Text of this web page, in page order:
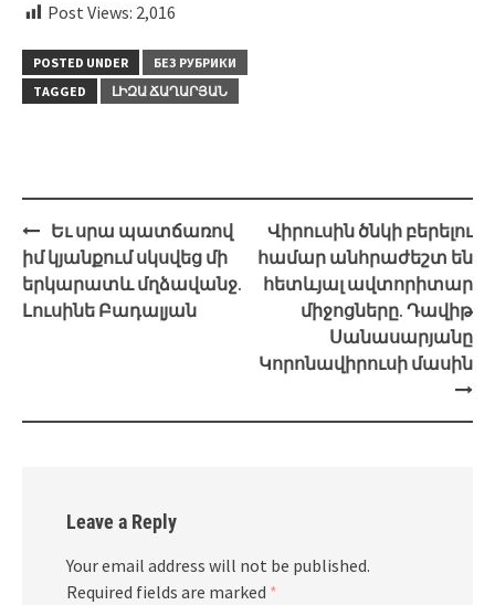
Post Views: 2,016
POSTED UNDER
БЕЗ РУБРИКИ
TAGGED
ԼԻԶԱ ՃԱՂԱՐՅԱՆ
Post
navigation
Եւ սրա պատճառով
իմ կյանքում սկսվեց մի
երկարատև մղձավանջ.
Լուսինե Բադալյան
Վիրուսին ծնկի բերելու
համար անհրաժեշտ են
հետևյալ ավտորիտար
միջոցները. Դավիթ
Սանասարյանը
Կորոնավիրուսի մասին
Leave a Reply
Your email address will not be published.
Required fields are marked *